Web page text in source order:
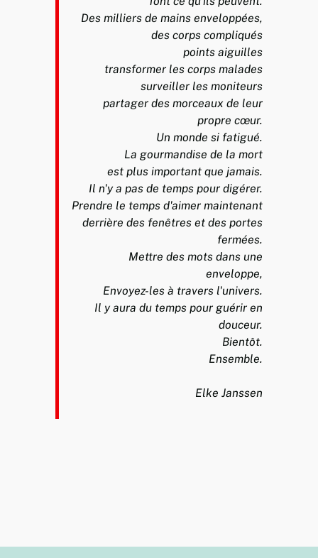
Des milliers de mains enveloppées,
des corps compliqués
points aiguilles
transformer les corps malades
surveiller les moniteurs
partager des morceaux de leur
propre cœur.
Un monde si fatigué.
La gourmandise de la mort
est plus important que jamais.
Il n'y a pas de temps pour digérer.
Prendre le temps d'aimer maintenant
derrière des fenêtres et des portes
fermées.
Mettre des mots dans une
enveloppe,
Envoyez-les à travers l'univers.
Il y aura du temps pour guérir en
douceur.
Bientôt.
Ensemble.
Elke Janssen